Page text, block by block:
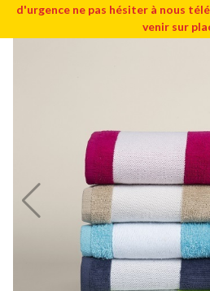
d'urgence ne pas hésiter à nous
venir sur